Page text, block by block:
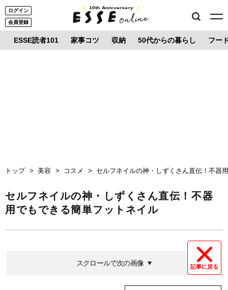
ログイン
会員登録
10th Anniversary
ESSE読者101 家事コツ 収納 50代からの暮らし フー
トップ 美容 コスメ セルフネイルの神・しずくさん直伝！不器
セルフネイルの神・しずくさん直伝！不器
用でもできる簡単フットネイル
記事に戻る
スクロールで次の画像